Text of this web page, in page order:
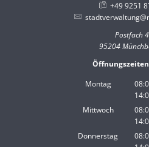
+49 9251
Postfach
95204
Montag
Mittwoch
Donnerstag